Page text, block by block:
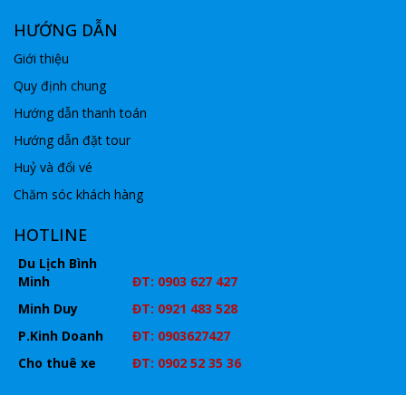
HƯỚNG DẪN
Giới thiệu
Quy định chung
Hướng dẫn thanh toán
Hướng dẫn đặt tour
Huỷ và đổi vé
Chăm sóc khách hàng
HOTLINE
Du Lịch Bình
Minh
ĐT: 0903 627 427
Minh Duy
ĐT: 0921 483 528
P.Kinh Doanh
ĐT: 0903627427
Cho thuê xe
ĐT: 0902 52 35 36